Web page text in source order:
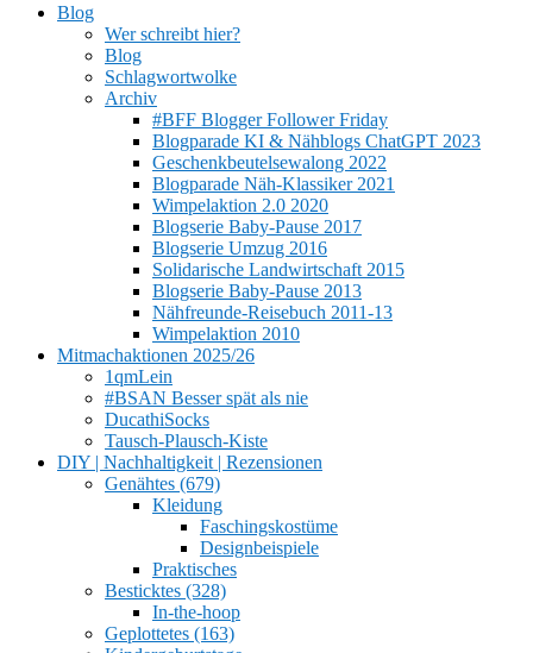
Blog
Wer schreibt hier?
Blog
Schlagwortwolke
Archiv
#BFF Blogger Follower Friday
Blogparade KI & Nähblogs ChatGPT 2023
Geschenkbeutelsewalong 2022
Blogparade Näh-Klassiker 2021
Wimpelaktion 2.0 2020
Blogserie Baby-Pause 2017
Blogserie Umzug 2016
Solidarische Landwirtschaft 2015
Blogserie Baby-Pause 2013
Nähfreunde-Reisebuch 2011-13
Wimpelaktion 2010
Mitmachaktionen 2025/26
1qmLein
#BSAN Besser spät als nie
DucathiSocks
Tausch-Plausch-Kiste
DIY | Nachhaltigkeit | Rezensionen
Genähtes (679)
Kleidung
Faschingskostüme
Designbeispiele
Praktisches
Besticktes (328)
In-the-hoop
Geplottetes (163)